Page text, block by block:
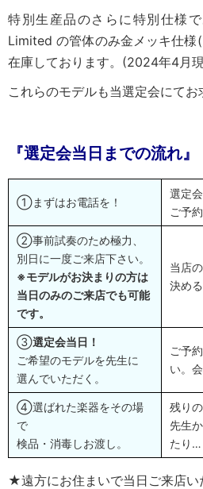
特別生産品のさらに特別仕様
Limited の管体のみ金メッキ仕様
在庫しております。(2024年4月
これらのモデルも当選定会にてお
『選定会当日までの流れ』
①まずはお電話を！
選定
ご予
②事前試奏のため極力、
別日に一度ご来店下さい。
※モデルがお決まりの方は
当日のみのご来店でも可能
です。
当店
決め
③選定会当日！
ご希望のモデルを先生に
選んでいただく。
ご予
い。
④選ばれた楽器をその場
で
検品・消毒しお渡し。
残り
先生
たり…
★遠方にお住まいで当日ご来店い